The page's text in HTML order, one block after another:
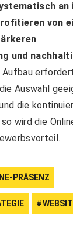
von
und
Aufbau
Auswahl
die
wird die
PRÄSENZ